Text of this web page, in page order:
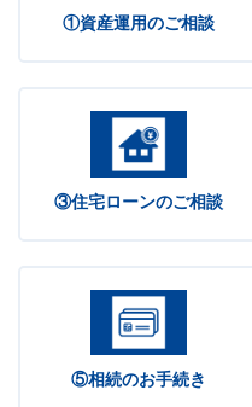
①資産運用のご相談
③住宅ローンのご相談
⑤相続のお手続き